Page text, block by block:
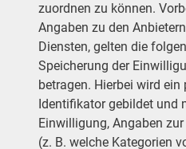
zuordnen zu können.
Angaben zu den
Diensten, gelten die
Speicherung der
betragen. Hierbei wird
Identifikator gebildet und
Einwilligung, Angaben
(z. B. welche Kategorien